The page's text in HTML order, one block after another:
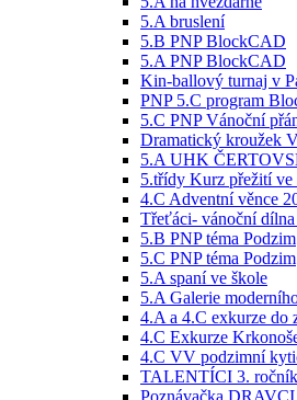
5.A bruslení
5.B PNP BlockCAD
5.A PNP BlockCAD
Kin-ballový turnaj v
PNP 5.C program
5.C PNP Vánoční
Dramatický kroužek
5.A UHK
5.třídy Kurz přežití ve
4.C Adventní věnce
Třeťáci- vánoční
5.B PNP téma Podzim
5.C PNP téma Podzim
5.A spaní ve škole
5.A Galerie
4.A a 4.C exkurze do
4.C Exkurze
4.C VV podzimní
TALENTÍCI 3. ročník